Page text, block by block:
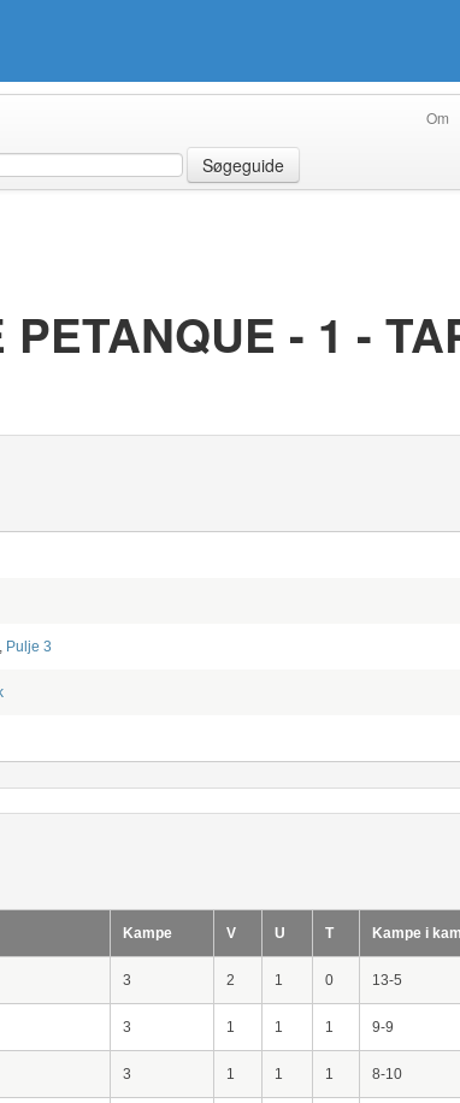
Om
Søgeguide
- 1 -
Pulje 3
Kampe V U T Kampe i
3 2 1 0 13-5
3 1 1 1 9-9
3 1 1 1 8-10